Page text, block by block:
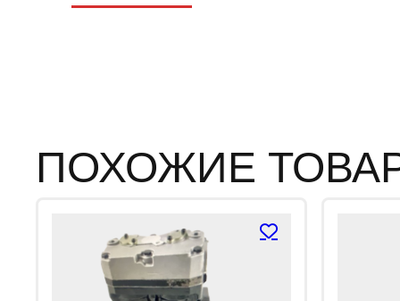
ПОХОЖИЕ